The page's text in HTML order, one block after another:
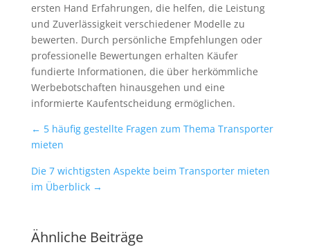
ersten Hand Erfahrungen, die helfen, die Leistung
und Zuverlässigkeit verschiedener Modelle zu
bewerten. Durch persönliche Empfehlungen oder
professionelle Bewertungen erhalten Käufer
fundierte Informationen, die über herkömmliche
Werbebotschaften hinausgehen und eine
informierte Kaufentscheidung ermöglichen.
← 5 häufig gestellte Fragen zum Thema Transporter
mieten
Die 7 wichtigsten Aspekte beim Transporter mieten
im Überblick→
Ähnliche Beiträge